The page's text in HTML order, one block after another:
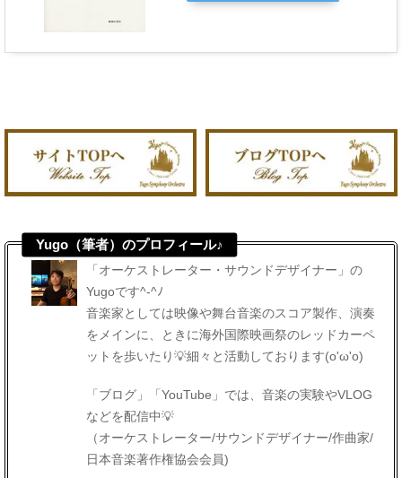
Yugo（筆者）のプロフィール♪
「オーケストレーター・サウンドデザイナー」の
Yugoです^-^ﾉ
音楽家としては映像や舞台音楽のスコア製作、演奏
をメインに、ときに海外国際映画祭のレッドカーペ
ットを歩いたり💡細々と活動しております(o'ω'o)
「ブログ」「YouTube」では、音楽の実験やVLOG
などを配信中💡
（オーケストレーター/サウンドデザイナー/作曲家/
日本音楽著作権協会会員)